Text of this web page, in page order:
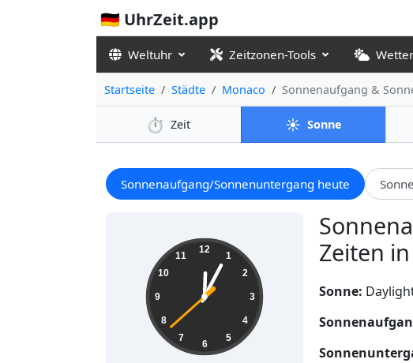
🇩🇪 UhrZeit.app
Weltuhr Zeitzonen-Tools Wetter
Startseite Städte Monaco Sonnenaufgang &
⏱️ Zeit ☀️ Sonne
Sonnenaufgang/Sonnenuntergang heute
Zeiten
12:04:39 12
1
2
3
4
5
6
7
8
9
10
11
Sonne: